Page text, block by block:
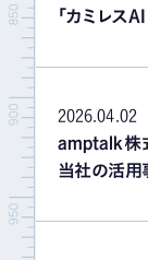
「カミレス
2026.04.02
amptalk株
当社の活用